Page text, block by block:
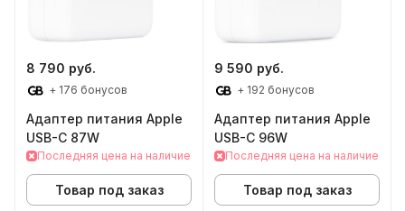
8 790 руб.
+ 176 бонусов
Адаптер питания Apple
USB-C 87W
Последняя цена на наличие
Товар под заказ
9 590 руб.
+ 192 бонусов
Адаптер питания Apple
USB-C 96W
Последняя цена на наличие
Товар под заказ